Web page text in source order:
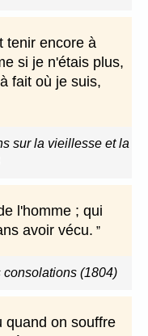
tenir encore à
si je n'étais plus,
fait où je suis,
sur la vieillesse et la
l'homme ; qui
avoir vécu.
consolations (1804)
quand on souffre